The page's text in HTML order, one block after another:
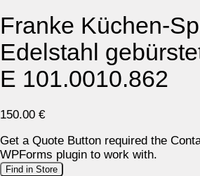
Franke Küchen-
Edelstahl
E 101.0010.862
150.00 €
Get a Quote Button required the
WPForms plugin to work with.
Find in Store